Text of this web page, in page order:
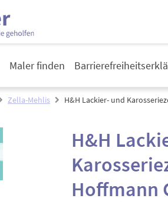
Maler finden
Zella-Mehlis H&H Lackier- und
H&H
Hoffmann